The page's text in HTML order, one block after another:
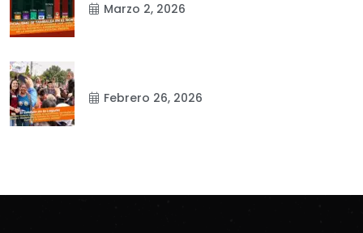
Marzo 2, 2026
Febrero 26, 2026